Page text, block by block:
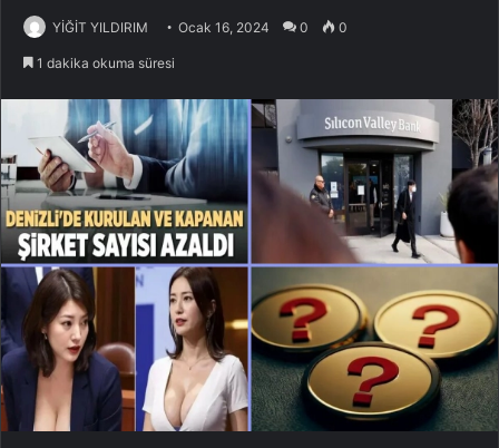
YİĞİT YILDIRIM Ocak 16, 2024 0 0
1 dakika okuma süresi